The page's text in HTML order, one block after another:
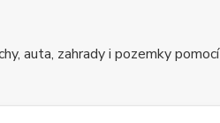
auta, zahrady i pozemky pomocí